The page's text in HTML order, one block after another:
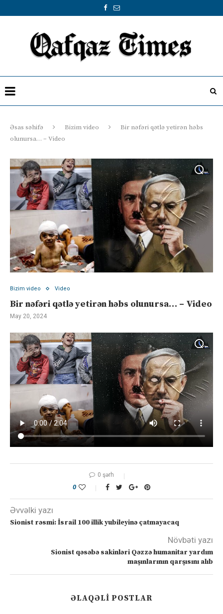
Əsas səhifə Bizim video
Bir nəfəri qətlə yetirən həbs
olunursa… – Video
Bizim video Video
Bir nəfəri qətlə yetirən həbs olunursa… – Video
May 20, 2024
0 şərh
0
Əvvəlki yazı
Sionist rəsmi: İsrail 100 illik yubileyinə çatmayacaq
Növbəti yazı
Sionist qəsəbə sakinləri Qəzzə humanitar yardım
maşınlarının qarşısını alıb
ƏLAQƏLI POSTLAR